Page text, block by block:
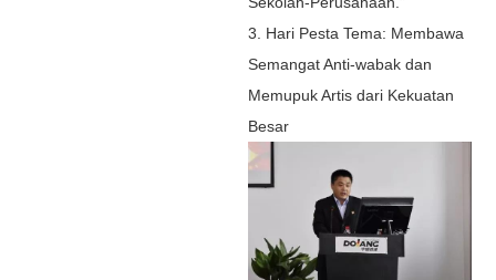
3. Hari Pesta Tema: Membawa
Semangat Anti-wabak dan
Memupuk Artis dari Kekuatan
Besar